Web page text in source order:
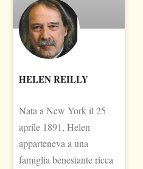
HELEN REILLY
Nata a New York il 25
aprile 1891, Helen
apparteneva a una
famiglia benestante ricca